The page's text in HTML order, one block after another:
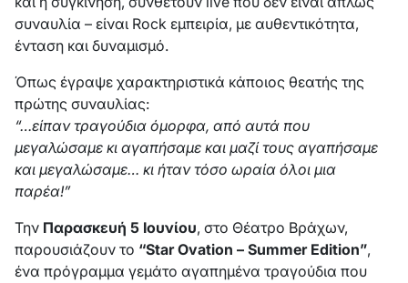
συναυλία – είναι Rock εμπειρία, με αυθεντικότητα,
ένταση και δυναμισμό.
Όπως έγραψε χαρακτηριστικά κάποιος θεατής της
πρώτης συναυλίας:
“…είπαν τραγούδια όμορφα, από αυτά που
μεγαλώσαμε κι αγαπήσαμε και μαζί τους αγαπήσαμε
και μεγαλώσαμε… κι ήταν τόσο ωραία όλοι μια
παρέα!”
Την Παρασκευή 5 Ιουνίου, στο Θέατρο Βράχων,
παρουσιάζουν το “Star Ovation – Summer Edition”,
ένα πρόγραμμα γεμάτο αγαπημένα τραγούδια που